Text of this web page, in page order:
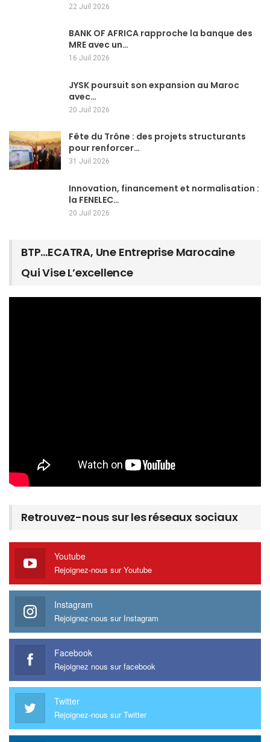
22 Juil 2026
BANK OF AFRICA rapproche la banque des
MRE avec un…
16 Juil 2026
JYSK poursuit son expansion au Maroc
avec…
20 Juil 2026
Fête du Trône : des projets structurants
pour renforcer…
31 Juil 2026
Innovation, financement et normalisation :
la FENELEC…
20 Juil 2026
BTP…ECATRA, Une Entreprise Marocaine
Qui Vise L’excellence
Retrouvez-nous sur les réseaux sociaux
Youtube
Rejoignez-nous sur Youtube
Instagram
Rejoignez-nous sur Instagram
Facebook
Rejoignez nous sur facebook
Twitter
Rejoignez-nous sur Twitter